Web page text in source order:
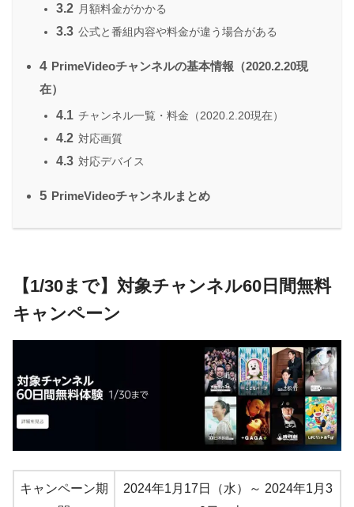
3.2 月額料金がかかる
3.3 公式と番組内容や料金が違う場合がある
4 PrimeVideoチャンネルの基本情報（2020.2.20現
在）
4.1 チャンネル一覧・料金（2020.2.20現在）
4.2 対応画質
4.3 対応デバイス
5 PrimeVideoチャンネルまとめ
【1/30まで】対象チャンネル60日間無料
キャンペーン
キャンペーン期
2024年1月17日（水）～ 2024年1月3